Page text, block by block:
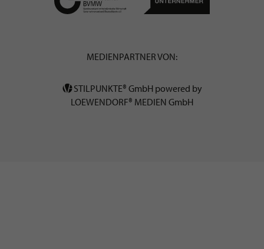
MEDIENPARTNER VON:
STILPUNKTE® GmbH powered by
LOEWENDORF® MEDIEN GmbH